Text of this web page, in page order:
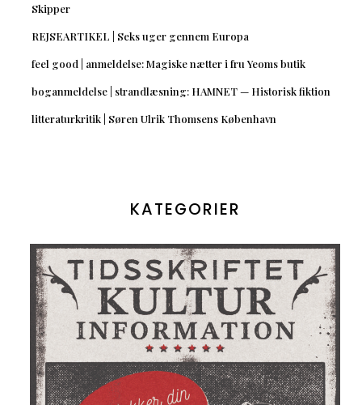
Skipper
REJSEARTIKEL | Seks uger gennem Europa
feel good | anmeldelse: Magiske nætter i fru Yeoms butik
boganmeldelse | strandlæsning: HAMNET — Historisk fiktion
litteraturkritik | Søren Ulrik Thomsens København
KATEGORIER